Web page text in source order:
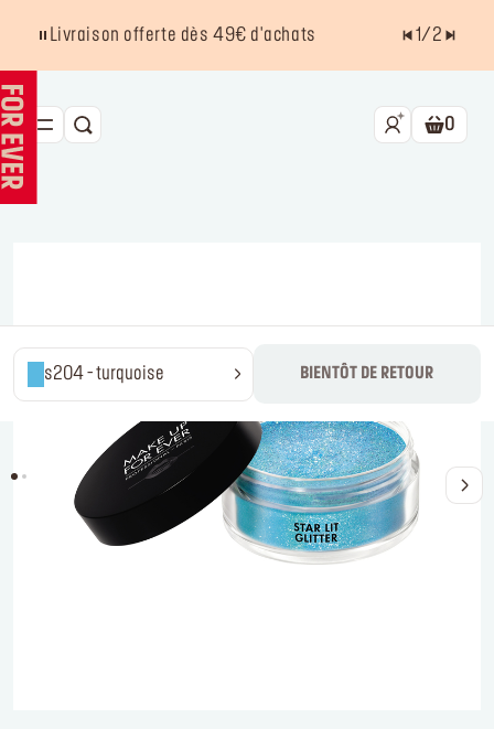
Livraison offerte dès 49€ d'achats 1/2
YEUX
LÈVRES
La marque
Trouver un point de vente
Se connecter ou s’inscrire
RECHERCHE
0
s204 - turquoise BIENTÔT DE RETOUR